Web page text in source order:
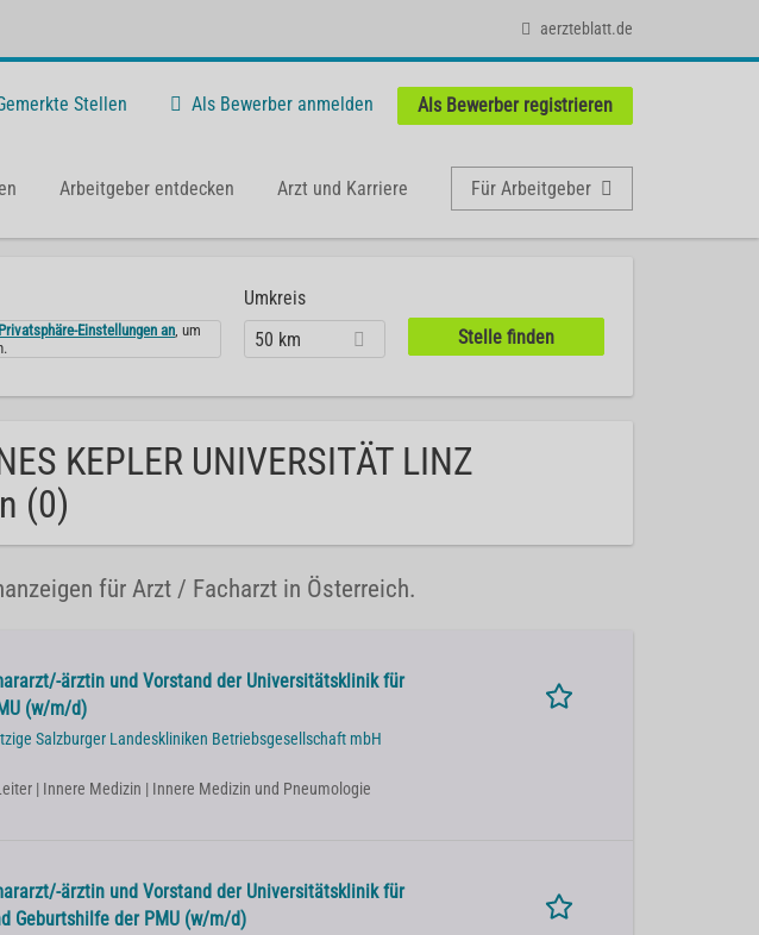
aerzteblatt.de
Stellen Als Bewerber anmelden Als Bewerber registrieren
Arbeitgeber entdecken Arzt und Karriere Für Arbeitgeber
Einstellungen an, um
Umkreis
50 km
KEPLER UNIVERSITÄT LINZ
(0)
für Arzt / Facharzt in Österreich.
ärztin und Vorstand der Universitätsklinik für
(w/m/d)
Salzburger Landeskliniken Betriebsgesellschaft mbH
| Innere Medizin | Innere Medizin und Pneumologie
ärztin und Vorstand der Universitätsklinik für
Geburtshilfe der PMU (w/m/d)